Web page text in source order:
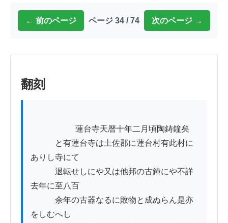
← 前のページ ページ 34 / 74 次のページ →
翻刻
と有蓮台寺は土佐郡に蓮台村有此村に
ありし寺にて
退転せしにや又は他邦の古鐘にや不詳
去年に至八百
余年の古器なるに敗物と成ぬらん是亦
をしむへし